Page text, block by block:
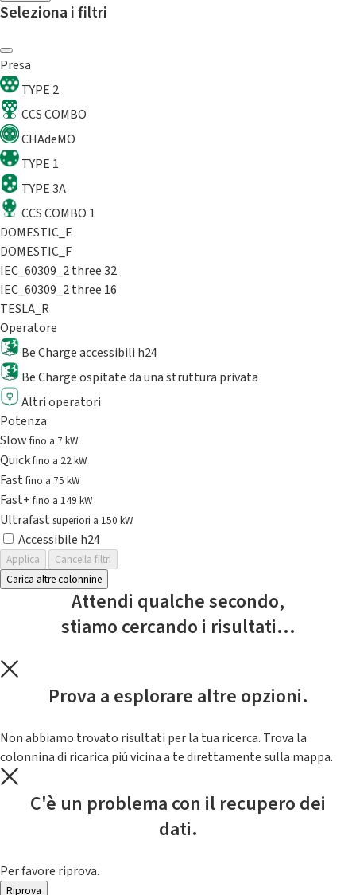
Seleziona i filtri
Presa
TYPE 2
CCS COMBO
CHAdeMO
TYPE 1
TYPE 3A
CCS COMBO 1
DOMESTIC_E
DOMESTIC_F
IEC_60309_2 three 32
IEC_60309_2 three 16
TESLA_R
Operatore
Be Charge accessibili h24
Be Charge ospitate da una struttura privata
Altri operatori
Potenza
Slowfino a 7 kW
Quickfino a 22 kW
Fastfino a 75 kW
Fast+fino a 149 kW
Ultrafast superiori a 150 kW
Accessibile h24
Applica
Cancella filtri
Carica altre colonnine
Attendi qualche secondo,
stiamo cercando i risultati...
Prova a esplorare altre opzioni.
Non abbiamo trovato risultati per la tua ricerca. Trova la
colonnina di ricarica piú vicina a te direttamente sulla mappa.
C'è un problema con il recupero dei
dati.
Per favore riprova.
Riprova